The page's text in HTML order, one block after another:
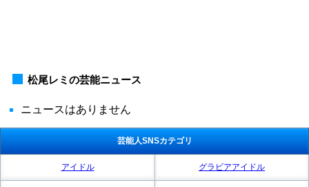
松尾レミの芸能ニュース
ニュースはありません
芸能人SNSカテゴリ
アイドル グラビアアイドル